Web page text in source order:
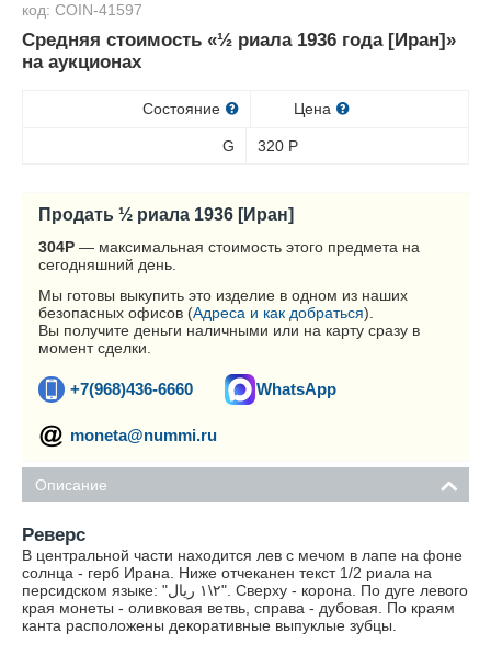
код: COIN-41597
Средняя стоимость «½ риала 1936 года [Иран]»
на аукционах
Состояние Цена
G 320 Р
Продать ½ риала 1936 [Иран]
304Р — максимальная стоимость этого предмета на
сегодняшний день.
Мы готовы выкупить это изделие в одном из наших
безопасных офисов (Адреса и как добраться).
Вы получите деньги наличными или на карту сразу в
момент сделки.
+7(968)436-6660 WhatsApp
moneta@nummi.ru
Описание
Реверс
В центральной части находится лев с мечом в лапе на фоне
солнца - герб Ирана. Ниже отчеканен текст 1/2 риала на
персидском языке: "ریال‎ ۱\۲". Сверху - корона. По дуге левого
края монеты - оливковая ветвь, справа - дубовая. По краям
канта расположены декоративные выпуклые зубцы.